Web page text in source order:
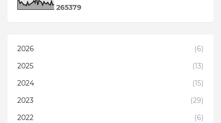
265379
2026
(6)
2025
(13)
2024
(15)
2023
(29)
2022
(6)